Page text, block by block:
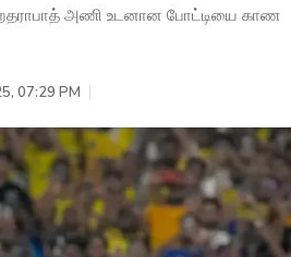
அணி உடனான போட்டியை காண
07:29 PM